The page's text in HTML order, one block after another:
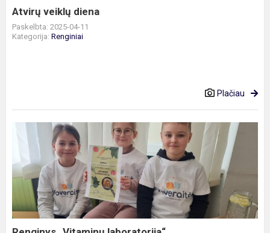
Atvirų veiklų diena
Paskelbta: 2025-04-11
Kategorija: Renginiai
Plačiau
Renginys
„Vitaminų
laboratorija“